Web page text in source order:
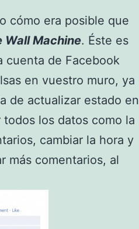
cómo era posible que
Wall Machine. Éste es
cuenta de Facebook
en vuestro muro, ya
de actualizar estado en
los datos como la
cambiar la hora y
más comentarios, al